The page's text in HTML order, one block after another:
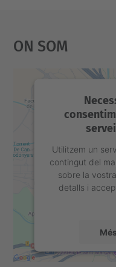
On Som
Utilitzem un
contingut del
sobre la
detalls i